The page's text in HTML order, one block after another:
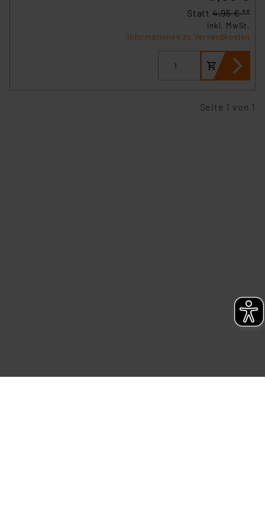
Datenschutzerklärung
Statt 4,95 € **
inkl. MwSt.
Informationen zu Versandkosten
Seite 1 von 1